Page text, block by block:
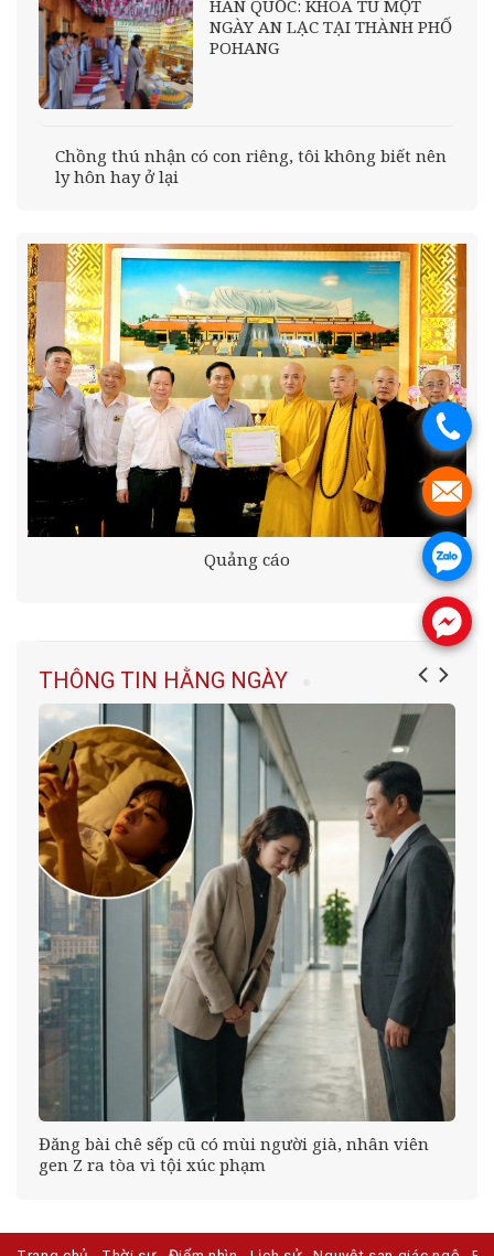
HÀN QUỐC: KHÓA TU MỘT
NGÀY AN LẠC TẠI THÀNH PHỐ
POHANG
Chồng thú nhận có con riêng, tôi không biết nên
ly hôn hay ở lại
Quảng cáo
THÔNG TIN HẰNG NGÀY
Đăng bài chê sếp cũ có mùi người già, nhân viên
gen Z ra tòa vì tội xúc phạm
.
.
.
.